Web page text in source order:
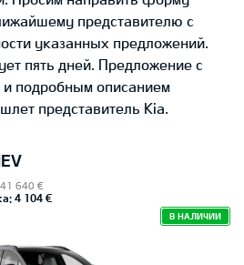
представителю с
указанных предложений.
пять дней. Предложение с
подробным описанием
представитель Kia.
640 €
4 104 €
В НАЛИЧИИ